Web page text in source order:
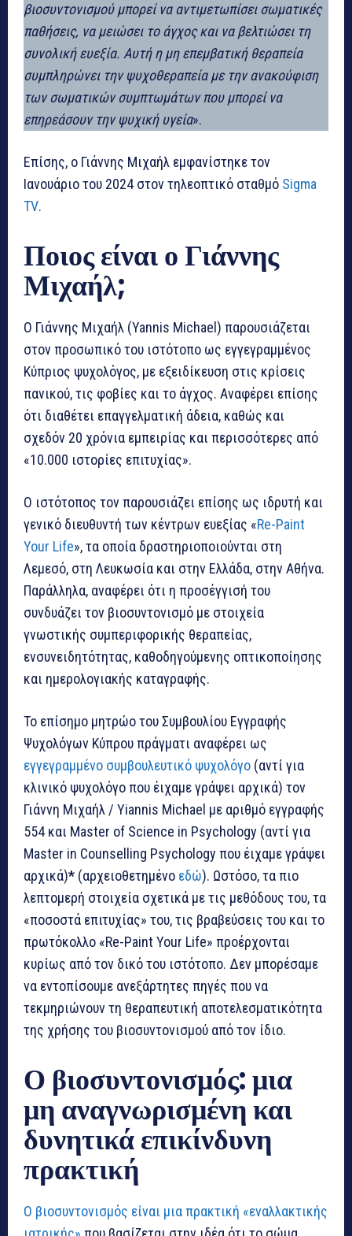
βιοσυντονισμού μπορεί να αντιμετωπίσει σωματικές
παθήσεις, να μειώσει το άγχος και να βελτιώσει τη
συνολική ευεξία. Αυτή η μη επεμβατική θεραπεία
συμπληρώνει την ψυχοθεραπεία με την ανακούφιση
των σωματικών συμπτωμάτων που μπορεί να
επηρεάσουν την ψυχική υγεία».
Επίσης, ο Γιάννης Μιχαήλ εμφανίστηκε τον
Ιανουάριο του 2024 στον τηλεοπτικό σταθμό Sigma
TV.
Ποιος είναι ο Γιάννης
Μιχαήλ;
Ο Γιάννης Μιχαήλ (Yannis Michael) παρουσιάζεται
στον προσωπικό του ιστότοπο ως εγγεγραμμένος
Κύπριος ψυχολόγος, με εξειδίκευση στις κρίσεις
πανικού, τις φοβίες και το άγχος. Αναφέρει επίσης
ότι διαθέτει επαγγελματική άδεια, καθώς και
σχεδόν 20 χρόνια εμπειρίας και περισσότερες από
«10.000 ιστορίες επιτυχίας».
Ο ιστότοπος τον παρουσιάζει επίσης ως ιδρυτή και
γενικό διευθυντή των κέντρων ευεξίας «Re-Paint
Your Life», τα οποία δραστηριοποιούνται στη
Λεμεσό, στη Λευκωσία και στην Ελλάδα, στην Αθήνα.
Παράλληλα, αναφέρει ότι η προσέγγισή του
συνδυάζει τον βιοσυντονισμό με στοιχεία
γνωστικής συμπεριφορικής θεραπείας,
ενσυνειδητότητας, καθοδηγούμενης οπτικοποίησης
και ημερολογιακής καταγραφής.
Το επίσημο μητρώο του Συμβουλίου Εγγραφής
Ψυχολόγων Κύπρου πράγματι αναφέρει ως
εγγεγραμμένο συμβουλευτικό ψυχολόγο (αντί για
κλινικό ψυχολόγο που έιχαμε γράψει αρχικά) τον
Γιάννη Μιχαήλ / Yiannis Michael με αριθμό εγγραφής
554 και Master of Science in Psychology (αντί για
Master in Counselling Psychology που έιχαμε γράψει
αρχικά)* (αρχειοθετημένο εδώ). Ωστόσο, τα πιο
λεπτομερή στοιχεία σχετικά με τις μεθόδους του, τα
«ποσοστά επιτυχίας» του, τις βραβεύσεις του και το
πρωτόκολλο «Re-Paint Your Life» προέρχονται
κυρίως από τον δικό του ιστότοπο. Δεν μπορέσαμε
να εντοπίσουμε ανεξάρτητες πηγές που να
τεκμηριώνουν τη θεραπευτική αποτελεσματικότητα
της χρήσης του βιοσυντονισμού από τον ίδιο.
Ο βιοσυντονισμός: μια
μη αναγνωρισμένη και
δυνητικά επικίνδυνη
πρακτική
Ο βιοσυντονισμός είναι μια πρακτική «εναλλακτικής